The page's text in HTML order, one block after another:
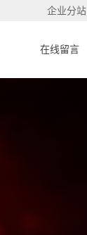
企业分站
在线留言